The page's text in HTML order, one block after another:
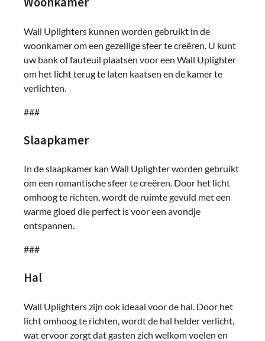
Wall Uplighters kunnen worden gebruikt in de
woonkamer om een ​​gezellige sfeer te creëren. U kunt
uw bank of fauteuil plaatsen voor een Wall Uplighter
om het licht terug te laten kaatsen en de kamer te
verlichten.
###
Slaapkamer
In de slaapkamer kan Wall Uplighter worden gebruikt
om een ​​romantische sfeer te creëren. Door het licht
omhoog te richten, wordt de ruimte gevuld met een
warme gloed die perfect is voor een avondje
ontspannen.
###
Hal
Wall Uplighters zijn ook ideaal voor de hal. Door het
licht omhoog te richten, wordt de hal helder verlicht,
wat ervoor zorgt dat gasten zich welkom voelen en